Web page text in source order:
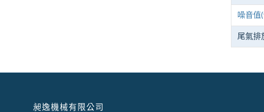
噪音值
尾氣排
昶逸機械有限公司